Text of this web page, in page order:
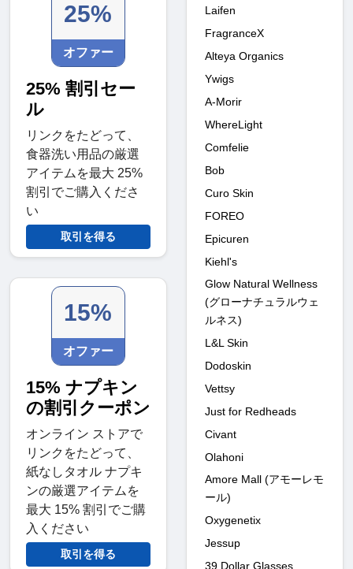
25%
オファー
25% 割引セー
ル
リンクをたどって、
食器洗い用品の厳選
アイテムを最大 25%
割引でご購入くださ
い
取引を得る
15%
オファー
15% ナプキン
の割引クーポン
オンライン ストアで
リンクをたどって、
紙なしタオル ナプキ
ンの厳選アイテムを
最大 15% 割引でご購
入ください
取引を得る
Laifen
FragranceX
Alteya Organics
Ywigs
A-Morir
WhereLight
Comfelie
Bob
Curo Skin
FOREO
Epicuren
Kiehl's
Glow Natural Wellness
(グローナチュラルウェ
ルネス)
L&L Skin
Dodoskin
Vettsy
Just for Redheads
Civant
Olahoni
Amore Mall (アモーレモ
ール)
Oxygenetix
Jessup
39 Dollar Glasses